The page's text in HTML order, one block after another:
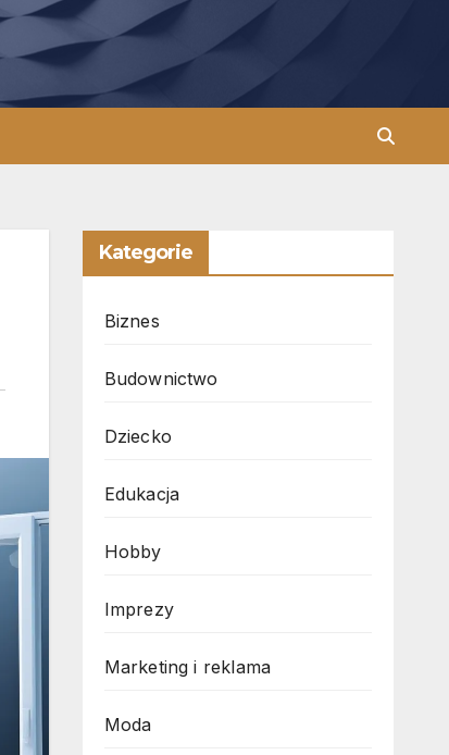
Kategorie
Biznes
Budownictwo
Dziecko
Edukacja
Hobby
Imprezy
Marketing i reklama
Moda